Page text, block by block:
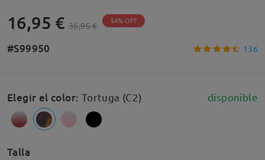
16,95 € 36,95 € 54% OFF
#S99950 136
Elegir el color: Tortuga (C2) disponible
Talla